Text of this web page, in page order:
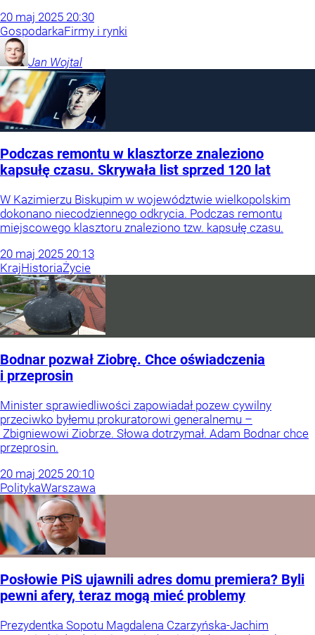
20 maj 2025 20:30
GospodarkaFirmy i rynki
Jan Wojtal
Podczas remontu w klasztorze znaleziono
kapsułę czasu. Skrywała list sprzed 120 lat
W Kazimierzu Biskupim w województwie wielkopolskim
dokonano niecodziennego odkrycia. Podczas remontu
miejscowego klasztoru znaleziono tzw. kapsułę czasu.
20 maj 2025 20:13
KrajHistoriaŻycie
Bodnar pozwał Ziobrę. Chce oświadczenia
i przeprosin
Minister sprawiedliwości zapowiadał pozew cywilny
przeciwko byłemu prokuratorowi generalnemu –
Zbigniewowi Ziobrze. Słowa dotrzymał. Adam Bodnar chce
przeprosin.
20 maj 2025 20:10
PolitykaWarszawa
Posłowie PiS ujawnili adres domu premiera? Byli
pewni afery, teraz mogą mieć problemy
Prezydentka Sopotu Magdalena Czarzyńska-Jachim